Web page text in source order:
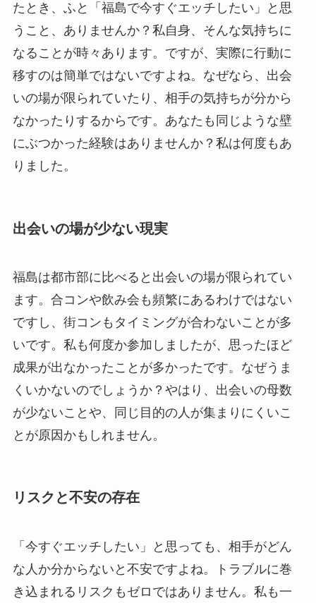
たとき、ふと「福島で今すぐエッチしたい」と思
うこと、ありませんか？私自身、そんな気持ちに
なることが時々あります。ですが、実際に行動に
移すのは簡単ではないですよね。なぜなら、出会
いの場が限られていたり、相手の気持ちが分から
なかったりするからです。あなたも同じような壁
にぶつかった経験はありませんか？私は何度もあ
りました。
出会いの場が少ない現実
福島は都市部に比べると出会いの場が限られてい
ます。合コンや飲み会も頻繁にあるわけではない
ですし、街コンもタイミングが合わないことが多
いです。私も何度か参加しましたが、思ったほど
成果が出なかったことが多かったです。なぜうま
くいかないのでしょうか？やはり、出会いの母数
が少ないことや、同じ目的の人が集まりにくいこ
とが原因かもしれません。
リスクと不安の存在
「今すぐエッチしたい」と思っても、相手がどん
な人か分からないと不安ですよね。トラブルに巻
き込まれるリスクもゼロではありません。私も一